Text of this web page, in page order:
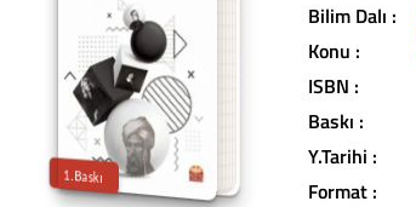
1.Baskı
L
ib
r
a
r
y
t
ü
r
k
lit
e
r
a
t
ü
r
a
v
u
c
u
n
u
z
u
n
iç
in
d
e
Bilim Dalı :
Konu :
ISBN :
Baskı :
Y.Tarihi :
Format :